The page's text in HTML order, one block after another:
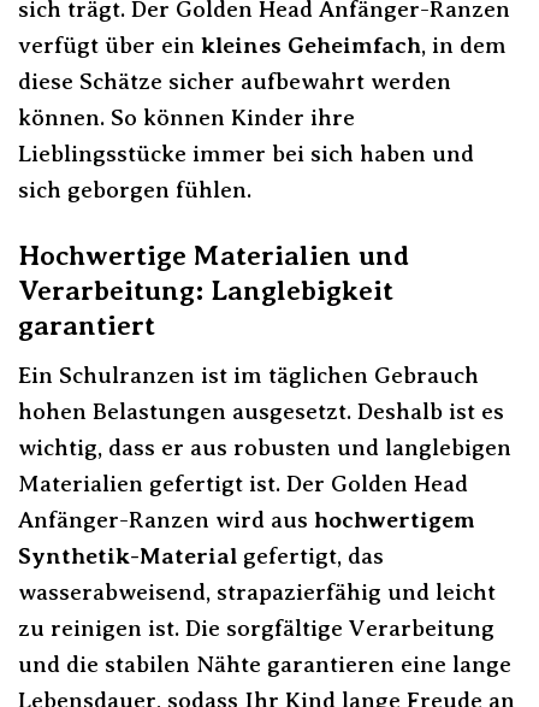
sich trägt. Der Golden Head Anfänger-Ranzen
verfügt über ein kleines Geheimfach, in dem
diese Schätze sicher aufbewahrt werden
können. So können Kinder ihre
Lieblingsstücke immer bei sich haben und
sich geborgen fühlen.
Hochwertige Materialien und
Verarbeitung: Langlebigkeit
garantiert
Ein Schulranzen ist im täglichen Gebrauch
hohen Belastungen ausgesetzt. Deshalb ist es
wichtig, dass er aus robusten und langlebigen
Materialien gefertigt ist. Der Golden Head
Anfänger-Ranzen wird aus hochwertigem
Synthetik-Material gefertigt, das
wasserabweisend, strapazierfähig und leicht
zu reinigen ist. Die sorgfältige Verarbeitung
und die stabilen Nähte garantieren eine lange
Lebensdauer, sodass Ihr Kind lange Freude an